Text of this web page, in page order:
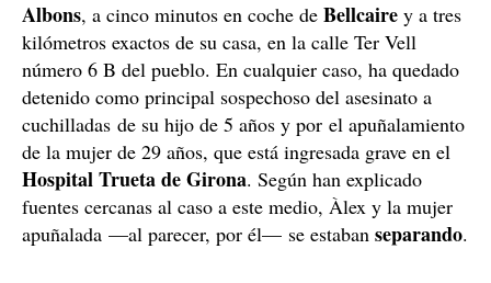
Albons, a cinco minutos en coche de Bellcaire y a tres
kilómetros exactos de su casa, en la calle Ter Vell
número 6 B del pueblo. En cualquier caso, ha quedado
detenido como principal sospechoso del asesinato a
cuchilladas de su hijo de 5 años y por el apuñalamiento
de la mujer de 29 años, que está ingresada grave en el
Hospital Trueta de Girona. Según han explicado
fuentes cercanas al caso a este medio, Àlex y la mujer
apuñalada —al parecer, por él— se estaban separando.